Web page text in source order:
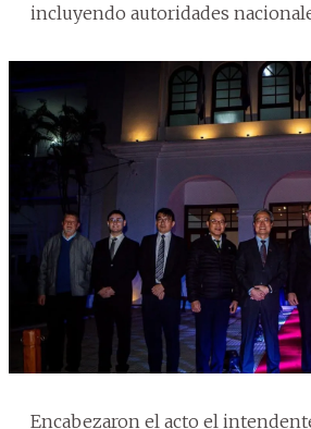
incluyendo autoridades
Encabezaron el acto el